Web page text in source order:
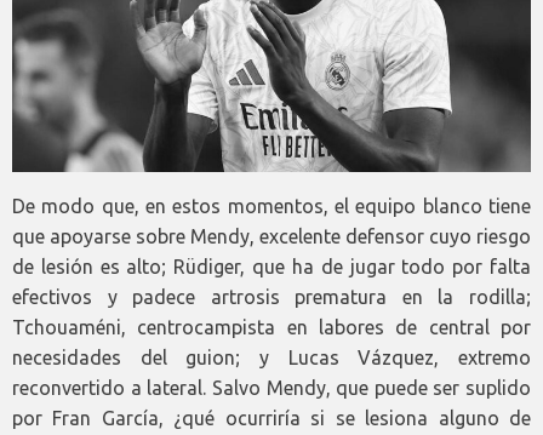
De modo que, en estos momentos, el equipo blanco tiene
que apoyarse sobre Mendy, excelente defensor cuyo riesgo
de lesión es alto; Rüdiger, que ha de jugar todo por falta
efectivos y padece artrosis prematura en la rodilla;
Tchouaméni, centrocampista en labores de central por
necesidades del guion; y Lucas Vázquez, extremo
reconvertido a lateral. Salvo Mendy, que puede ser suplido
por Fran García, ¿qué ocurriría si se lesiona alguno de